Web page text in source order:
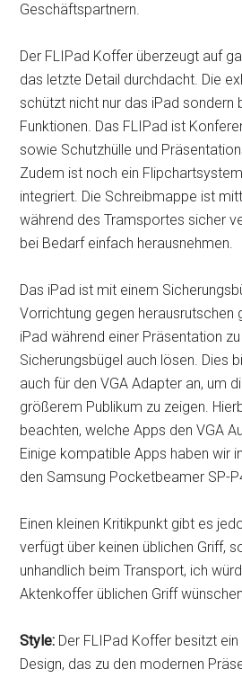
Geschäftspartnern.
Der FLIPad Koffer überzeugt auf
das letzte Detail durchdacht. Die
schützt nicht nur das iPad sondern
Funktionen. Das FLIPad ist
sowie Schutzhülle und
Zudem ist noch ein
integriert. Die Schreibmappe ist
während des Tramsportes sicher
bei Bedarf einfach herausnehmen.
Das iPad ist mit einem
Vorrichtung gegen herausrutschen
iPad während einer Präsentation
Sicherungsbügel auch lösen. Dies
auch für den VGA Adapter an, um
größerem Publikum zu zeigen.
beachten, welche Apps den VGA
Einige kompatible Apps haben wir
den Samsung Pocketbeamer SP-
Einen kleinen Kritikpunkt gibt es
verfügt über keinen üblichen Griff,
unhandlich beim Transport, ich
Aktenkoffer üblichen Griff
Style: Der FLIPad Koffer besitzt
Design, das zu den modernen